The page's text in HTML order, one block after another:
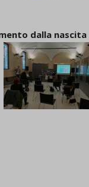
dalla nascita